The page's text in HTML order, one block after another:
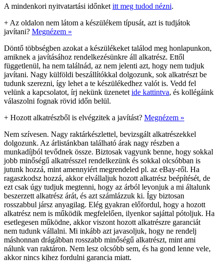
A mindenkori nyitvatartási időnket itt meg tudod nézni.
+ Az oldalon nem látom a készülékem típusát, azt is tudjátok
javítani? Megnézem »
Döntő többségben azokat a készülékeket találod meg honlapunkon,
amiknek a javításához rendelkezésünkre áll alkatrész. Ettől
függetlenül, ha nem találnád, az nem jelenti azt, hogy nem tudjuk
javítani. Nagy külföldi beszállítókkal dolgozunk, sok alkatrészt be
tudunk szerezni, így lehet a te készülékedhez valót is. Vedd fel
velünk a kapcsolatot, írj nekünk üzenetet ide kattintva, és kollégáink
válaszolni fognak rövid időn belül.
+ Hozott alkatrészből is elvégzitek a javítást? Megnézem »
Nem szívesen. Nagy raktárkészlettel, bevizsgált alkatrészekkel
dolgozunk. Az árlistánkban található árak nagy részben a
munkadíjból tevődnek össze. Biztosak vagyunk benne, hogy sokkal
jobb minőségű alkatrésszel rendelkezünk és sokkal olcsóbban is
jutunk hozzá, mint amennyiért megrendeled pl. az eBay-ről. Ha
ragaszkodsz hozzá, akkor elvállaljuk hozott alkatrész beépítését, de
ezt csak úgy tudjuk megtenni, hogy az árból levonjuk a mi általunk
beszerzett alkatrész árát, és azt számlázzuk ki. Így biztosan
rosszabbul jársz anyagilag. Elég gyakran előfordul, hogy a hozott
alkatrész nem is működik megfelelően, ilyenkor sajáttal pótoljuk. Ha
esetlegesen működne, akkor viszont hozott alkatrészre garanciát
nem tudunk vállalni. Mi inkább azt javasoljuk, hogy ne rendelj
máshonnan drágábban rosszabb minőségű alkatrészt, mint ami
nálunk van raktáron. Nem lesz olcsóbb sem, és ha gond lenne vele,
akkor nincs kihez fordulni garancia miatt.